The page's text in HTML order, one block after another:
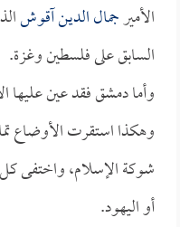
الأميرجمال الدين آقوش
السابق على فلسطين وغزة.
وأما دمشق فقد عين عليها
وهكذا استقرت الأوضاع
شوكة الإسلام، واختفى
أو اليهود.